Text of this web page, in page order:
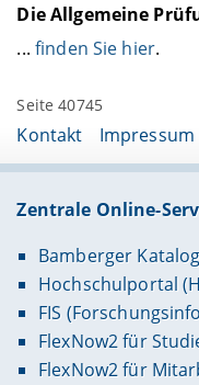
Die Allgemeine
... finden Sie hier.
Seite 40745
Kontakt Impressum
Zentrale Online-
Bamberger
Hochschulportal
FIS
FlexNow2 für
FlexNow2 für